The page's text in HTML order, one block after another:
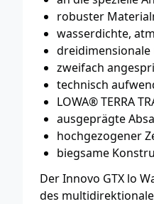
robuster
wasserdichte,
drei­di­men­si­onale
zweifach
technisch
LOWA® TERRA
ausge­prägte
hoch­ge­zogener
biegsame
Der Innovo GTX lo
des